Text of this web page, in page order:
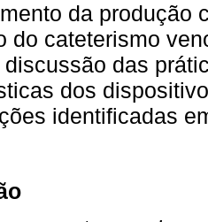
da produção
do cateterismo
das
dos
identificadas